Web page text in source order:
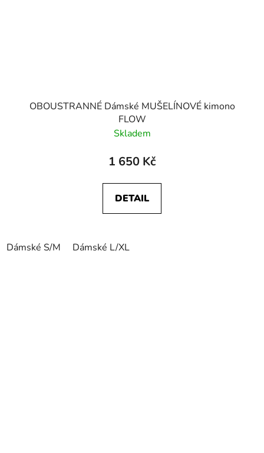
OBOUSTRANNÉ Dámské MUŠELÍNOVÉ kimono
FLOW
Skladem
1 650 Kč
DETAIL
Dámské S/M Dámské L/XL